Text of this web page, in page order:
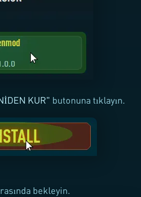
KUR" butonuna tıklayın.
bekleyin.